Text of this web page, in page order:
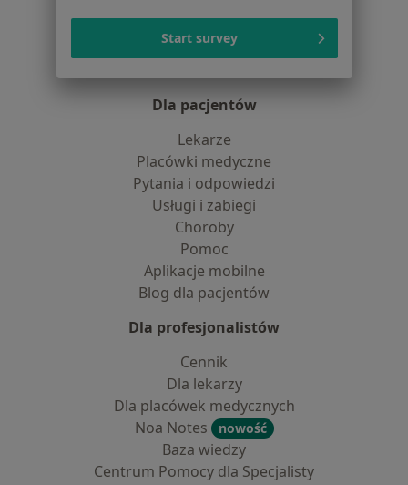
Centrum prasowe
Dla pacjentów
Lekarze
Placówki medyczne
Pytania i odpowiedzi
Usługi i zabiegi
Choroby
Pomoc
Aplikacje mobilne
Blog dla pacjentów
Dla profesjonalistów
Cennik
Dla lekarzy
Dla placówek medycznych
Noa Notes
nowość
Baza wiedzy
Centrum Pomocy dla Specjalisty
Start survey